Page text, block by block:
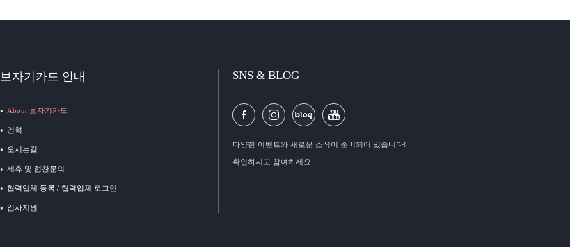
보자기카드 안내
About 보자기카드
연혁
오시는길
제휴 및 협찬문의
협력업체 등록 / 협력업체 로그인
입사지원
SNS & BLOG
다양한 이벤트와 새로운 소식이 준비되어 있습니다!
확인하시고 참여하세요.